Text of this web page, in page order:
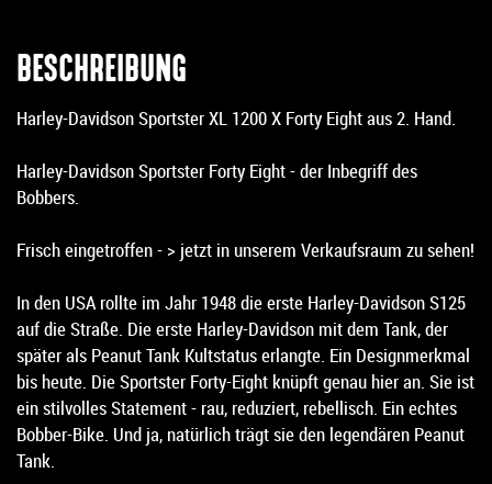
BESCHREIBUNG
Harley-Davidson Sportster XL 1200 X Forty Eight aus 2. Hand.
Harley-Davidson Sportster Forty Eight - der Inbegriff des
Bobbers.
Frisch eingetroffen - > jetzt in unserem Verkaufsraum zu sehen!
In den USA rollte im Jahr 1948 die erste Harley-Davidson S125
auf die Straße. Die erste Harley-Davidson mit dem Tank, der
später als Peanut Tank Kultstatus erlangte. Ein Designmerkmal
bis heute. Die Sportster Forty-Eight knüpft genau hier an. Sie ist
ein stilvolles Statement - rau, reduziert, rebellisch. Ein echtes
Bobber-Bike. Und ja, natürlich trägt sie den legendären Peanut
Tank.